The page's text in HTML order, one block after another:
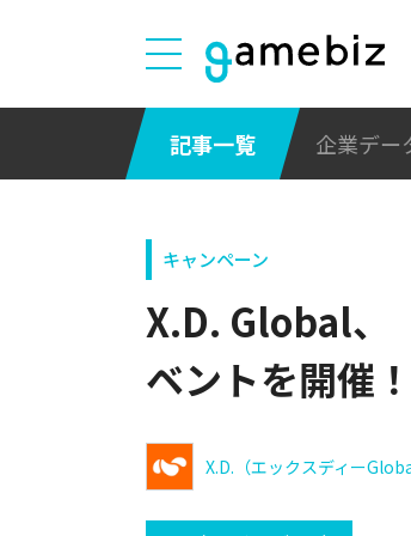
記事一覧 企業デー
キャンペーン
X.D. Global、
ベントを開催
X.D.（エックスディー